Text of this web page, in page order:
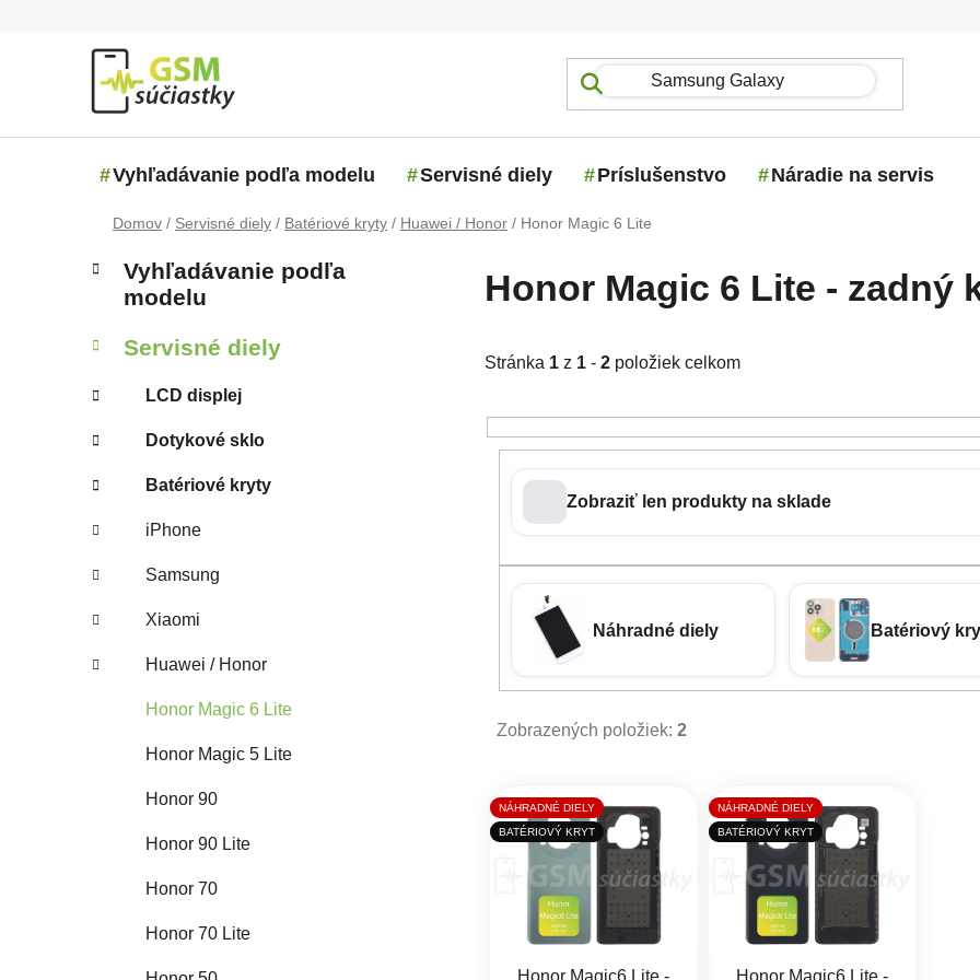
Vyhľadávanie podľa modelu Servisné diely Príslušenstvo Náradie na servis
Domov / Servisné diely / Batériové kryty / Huawei / Honor / Honor Magic 6 Lite
Bočný panel
Kategórie
Vyhľadávanie podľa
modelu
Servisné diely
LCD displej
Dotykové sklo
Batériové kryty
iPhone
Samsung
Xiaomi
Huawei / Honor
Honor Magic 6 Lite
Honor Magic 5 Lite
Honor 90
Honor 90 Lite
Honor 70
Honor 70 Lite
Honor Magic 6 Lite - zadný
Stránka 1 z 1 - 2 položiek celkom
Zobraziť len produkty na sklade
Náhradné diely Batériový
Zobrazených položiek: 2
Výpis produktov
NÁHRADNÉ DIELY
BATÉRIOVÝ KRYT
NÁHRADNÉ DIELY
BATÉRIOVÝ KRYT